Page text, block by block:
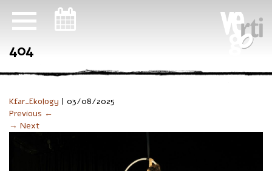
404
Kfar_Ekology | 03/08/2025
Previous ←
→ Next